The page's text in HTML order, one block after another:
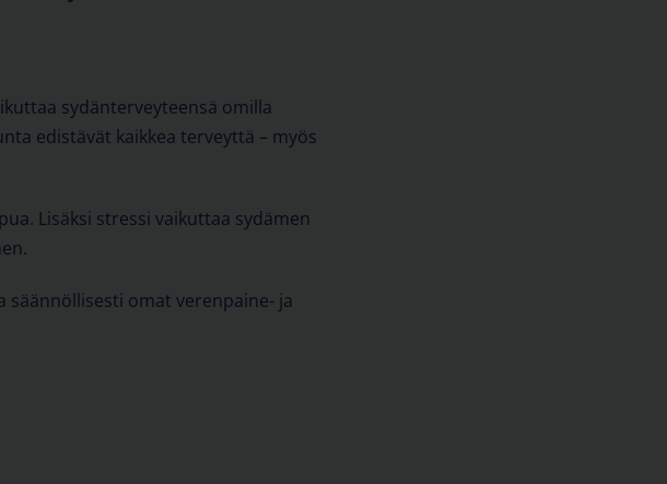
sydänterveyteensä omilla
edistävät kaikkea terveyttä – myös
Lisäksi stressi vaikuttaa sydämen
säännöllisesti omat verenpaine- ja